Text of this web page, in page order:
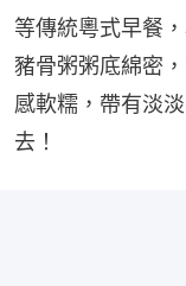
等傳統粵式早餐
豬骨粥粥底綿密
感軟糯，帶有淡
去！